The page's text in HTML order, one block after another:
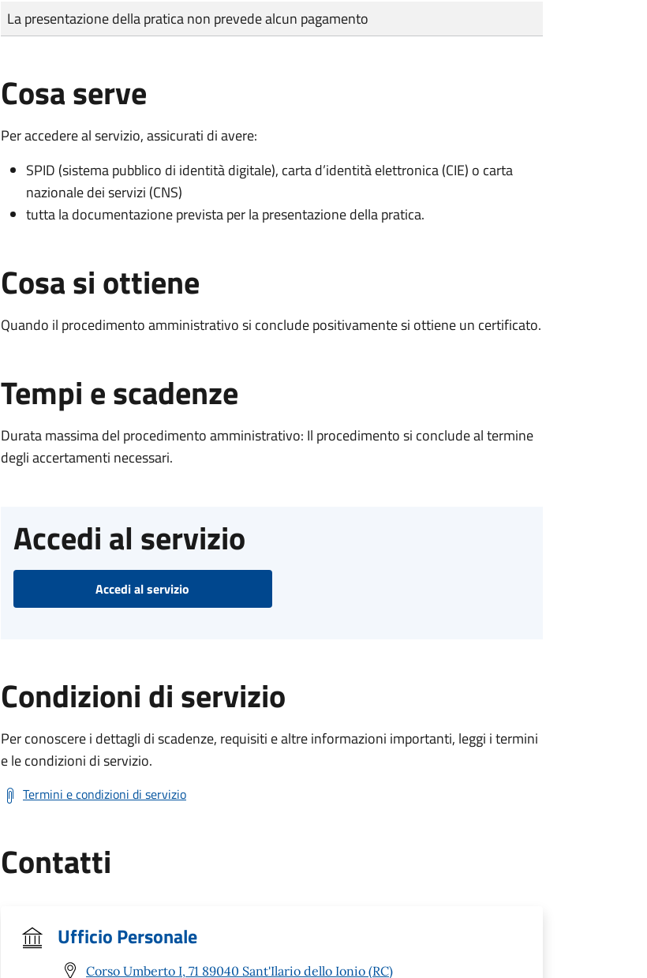
Tipo di pagamento
Importo
La presentazione della pratica non prevede alcun pagamento
Cosa serve
Per accedere al servizio, assicurati di avere:
SPID (sistema pubblico di identità digitale), carta d’identità elettronica (CIE) o carta
nazionale dei servizi (CNS)
tutta la documentazione prevista per la presentazione della pratica.
Cosa si ottiene
Quando il procedimento amministrativo si conclude positivamente si ottiene un certificato.
Tempi e scadenze
Durata massima del procedimento amministrativo: Il procedimento si conclude al termine
degli accertamenti necessari.
Accedi al servizio
Accedi al servizio
Condizioni di servizio
Per conoscere i dettagli di scadenze, requisiti e altre informazioni importanti, leggi i termini
e le condizioni di servizio.
Termini e condizioni di servizio
Contatti
Ufficio Personale
Corso Umberto I, 71 89040 Sant'Ilario dello Ionio (RC)